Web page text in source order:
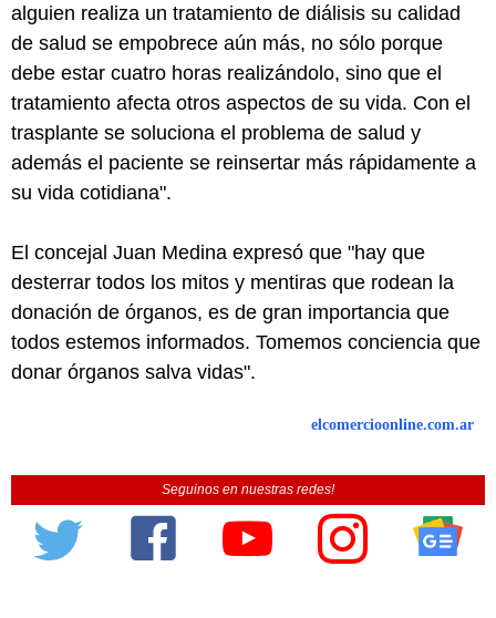
alguien realiza un tratamiento de diálisis su calidad
de salud se empobrece aún más, no sólo porque
debe estar cuatro horas realizándolo, sino que el
tratamiento afecta otros aspectos de su vida. Con el
trasplante se soluciona el problema de salud y
además el paciente se reinsertar más rápidamente a
su vida cotidiana".
El concejal Juan Medina expresó que "hay que
desterrar todos los mitos y mentiras que rodean la
donación de órganos, es de gran importancia que
todos estemos informados. Tomemos conciencia que
donar órganos salva vidas".
elcomercioonline.com.ar
Seguinos en nuestras redes!